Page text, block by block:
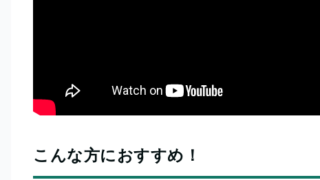
こんな方におすすめ！